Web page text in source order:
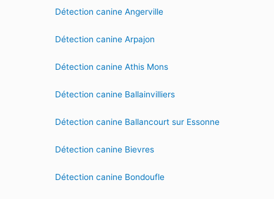
Détection canine Angerville
Détection canine Arpajon
Détection canine Athis Mons
Détection canine Ballainvilliers
Détection canine Ballancourt sur Essonne
Détection canine Bievres
Détection canine Bondoufle